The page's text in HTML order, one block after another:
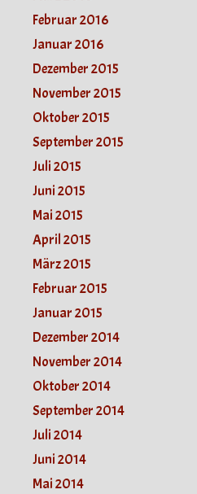
Februar 2016
Januar 2016
Dezember 2015
November 2015
Oktober 2015
September 2015
Juli 2015
Juni 2015
Mai 2015
April 2015
März 2015
Februar 2015
Januar 2015
Dezember 2014
November 2014
Oktober 2014
September 2014
Juli 2014
Juni 2014
Mai 2014